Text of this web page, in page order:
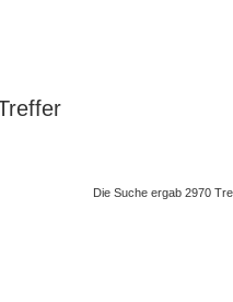
Die Suche ergab 2970